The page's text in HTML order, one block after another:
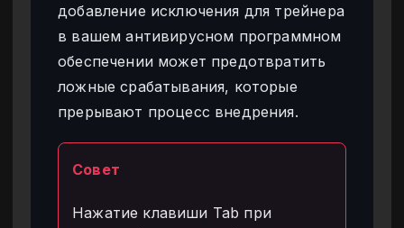
добавление исключения для трейнера
в вашем антивирусном программном
обеспечении может предотвратить
ложные срабатывания, которые
прерывают процесс внедрения.
Совет
Нажатие клавиши Tab при